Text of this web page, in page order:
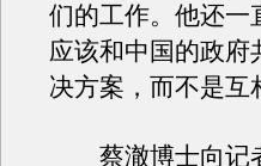
们的工作。他还一
应该和中国的政府
决方案，而不是互
蔡澈博士向记者